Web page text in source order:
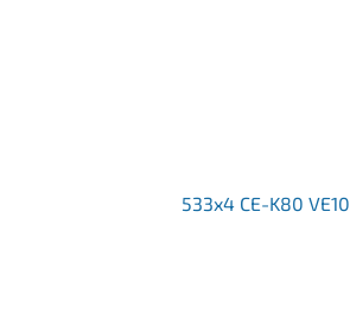
533x4 CE-K80 VE10